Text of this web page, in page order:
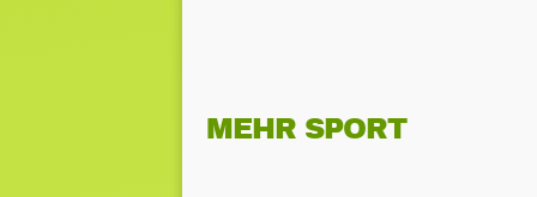
MEHR SPORT